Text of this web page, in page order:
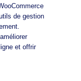
de gestion
et offrir